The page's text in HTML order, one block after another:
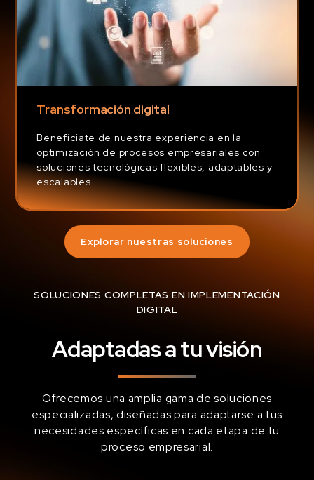
Transformación digital
Benefíciate de nuestra experiencia en la
optimización de procesos empresariales con
soluciones tecnológicas flexibles, adaptables y
escalables.
Explorar nuestras soluciones
SOLUCIONES COMPLETAS EN IMPLEMENTACIÓN
DIGITAL
Adaptadas a tu visión
Ofrecemos una amplia gama de soluciones
especializadas, diseñadas para adaptarse a tus
necesidades específicas en cada etapa de tu
proceso empresarial.